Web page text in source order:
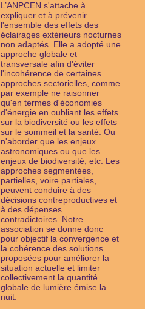
L’ANPCEN s'attache à
expliquer et à prévenir
l'ensemble des effets des
éclairages extérieurs nocturnes
non adaptés. Elle a adopté une
approche globale et
transversale afin d'éviter
l'incohérence de certaines
approches sectorielles, comme
par exemple ne raisonner
qu'en termes d'économies
d'énergie en oubliant les effets
sur la biodiversité ou les effets
sur le sommeil et la santé. Ou
n'aborder que les enjeux
astronomiques ou que les
enjeux de biodiversité, etc. Les
approches segmentées,
partielles, voire partiales,
peuvent conduire à des
décisions contreproductives et
à des dépenses
contradictoires. Notre
association se donne donc
pour objectif la convergence et
la cohérence des solutions
proposées pour améliorer la
situation actuelle et limiter
collectivement la quantité
globale de lumière émise la
nuit.